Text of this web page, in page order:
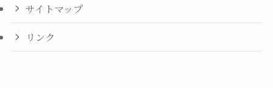
サイトマップ
リンク